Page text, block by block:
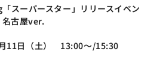
スーパースター」リリースイベン
名古屋ver.
11日（土）　13:00～/15:30